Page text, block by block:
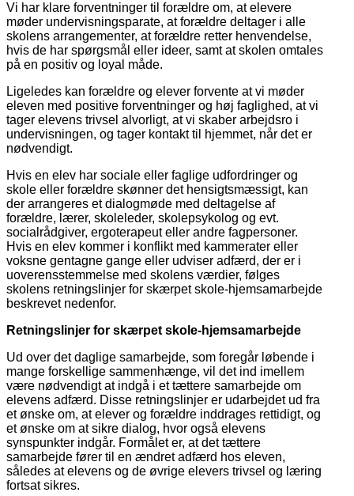
Vi har klare forventninger til forældre om, at elevere
møder undervisningsparate, at forældre deltager i alle
skolens arrangementer, at forældre retter henvendelse,
hvis de har spørgsmål eller ideer, samt at skolen omtales
på en positiv og loyal måde.
Ligeledes kan forældre og elever forvente at vi møder
eleven med positive forventninger og høj faglighed, at vi
tager elevens trivsel alvorligt, at vi skaber arbejdsro i
undervisningen, og tager kontakt til hjemmet, når det er
nødvendigt.
Hvis en elev har sociale eller faglige udfordringer og
skole eller forældre skønner det hensigtsmæssigt, kan
der arrangeres et dialogmøde med deltagelse af
forældre, lærer, skoleleder, skolepsykolog og evt.
socialrådgiver, ergoterapeut eller andre fagpersoner.
Hvis en elev kommer i konflikt med kammerater eller
voksne gentagne gange eller udviser adfærd, der er i
uoverensstemmelse med skolens værdier, følges
skolens retningslinjer for skærpet skole-hjemsamarbejde
beskrevet nedenfor.
Retningslinjer for skærpet skole-hjemsamarbejde
Ud over det daglige samarbejde, som foregår løbende i
mange forskellige sammenhænge, vil det ind imellem
være nødvendigt at indgå i et tættere samarbejde om
elevens adfærd. Disse retningslinjer er udarbejdet ud fra
et ønske om, at elever og forældre inddrages rettidigt, og
et ønske om at sikre dialog, hvor også elevens
synspunkter indgår. Formålet er, at det tættere
samarbejde fører til en ændret adfærd hos eleven,
således at elevens og de øvrige elevers trivsel og læring
fortsat sikres.